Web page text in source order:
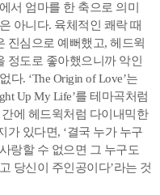
서 엄마를 한 축으로 의미
아니다. 육체적인 쾌락 때
진심으로 예뻐했고, 헤드윅
정도로 좋아했으니까 악인
다. ‘The Origin of Love’는
Up My Life’를 테마곡처럼
에 헤드윅처럼 다이내믹한
가 있다면, ‘결국 누가 누구
랑할 수 없으면 그 누구도
당신이 주인공이다’라는 것